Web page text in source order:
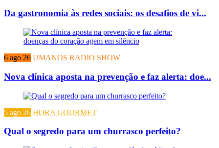
Da gastronomia às redes sociais: os desafios de vi...
6 ago 26 UMANOS RADIO SHOW
Nova clínica aposta na prevenção e faz alerta: doe...
5 ago 26 HORA GOURMET
Qual o segredo para um churrasco perfeito?